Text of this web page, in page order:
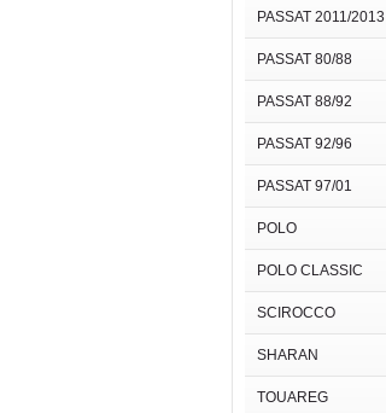
PASSAT 2011/2013
PASSAT 80/88
PASSAT 88/92
PASSAT 92/96
PASSAT 97/01
POLO
POLO CLASSIC
SCIROCCO
SHARAN
TOUAREG